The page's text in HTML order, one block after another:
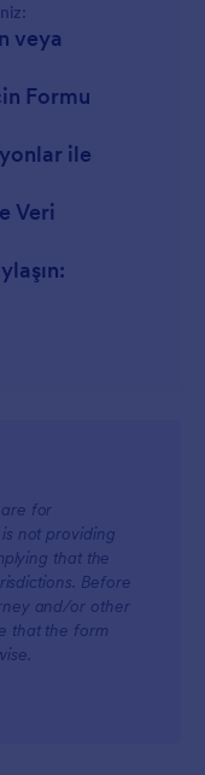
veya
Formu
ile
Veri
for
not providing
that the
Before
and/or other
that the form